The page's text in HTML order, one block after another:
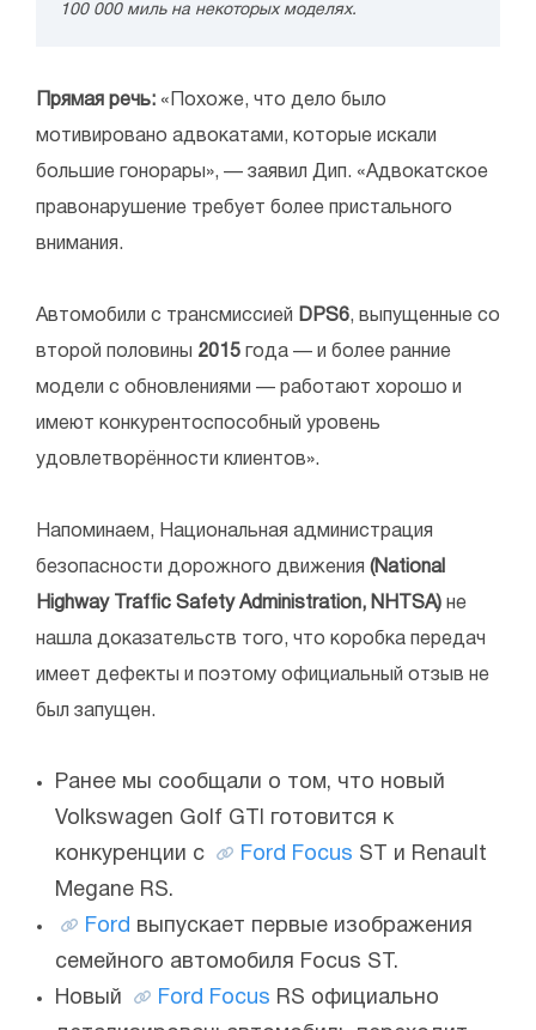
100 000 миль на некоторых моделях.
Прямая речь: «Похоже, что дело было
мотивировано адвокатами, которые искали
большие гонорары», — заявил Дип. «Адвокатское
правонарушение требует более пристального
внимания.
Автомобили с трансмиссией DPS6, выпущенные со
второй половины 2015 года — и более ранние
модели с обновлениями — работают хорошо и
имеют конкурентоспособный уровень
удовлетворённости клиентов».
Напоминаем, Национальная администрация
безопасности дорожного движения (National
Highway Traffic Safety Administration, NHTSA) не
нашла доказательств того, что коробка передач
имеет дефекты и поэтому официальный отзыв не
был запущен.
Ранее мы сообщали о том, что новый
Volkswagen Golf GTI готовится к
конкуренции с
Ford Focus ST и Renault
Megane RS.
Ford выпускает первые изображения
семейного автомобиля Focus ST.
Новый
Ford Focus RS официально